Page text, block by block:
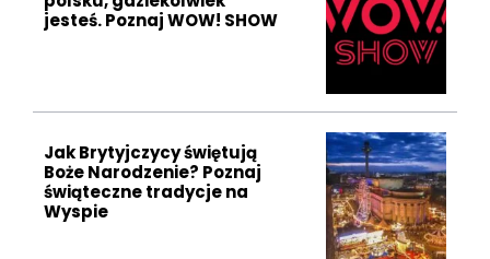
jesteś. Poznaj WOW! SHOW
Jak Brytyjczycy świętują
Boże Narodzenie? Poznaj
świąteczne tradycje na
Wyspie